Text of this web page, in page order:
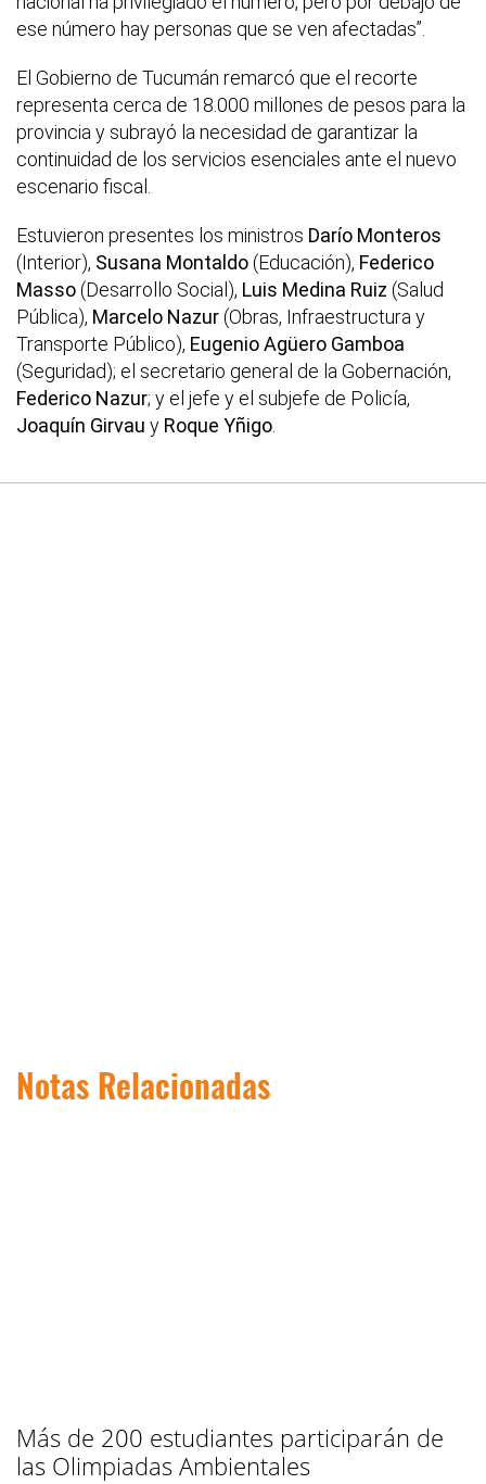
ese número hay personas que se ven afectadas”.
El Gobierno de Tucumán remarcó que el recorte
representa cerca de 18.000 millones de pesos para la
provincia y subrayó la necesidad de garantizar la
continuidad de los servicios esenciales ante el nuevo
escenario fiscal.
Estuvieron presentes los ministros Darío Monteros
(Interior), Susana Montaldo (Educación), Federico
Masso (Desarrollo Social), Luis Medina Ruiz (Salud
Pública), Marcelo Nazur (Obras, Infraestructura y
Transporte Público), Eugenio Agüero Gamboa
(Seguridad); el secretario general de la Gobernación,
Federico Nazur; y el jefe y el subjefe de Policía,
Joaquín Girvau y Roque Yñigo
Notas Relacionadas
Más de 200 estudiantes participarán de
las Olimpiadas Ambientales